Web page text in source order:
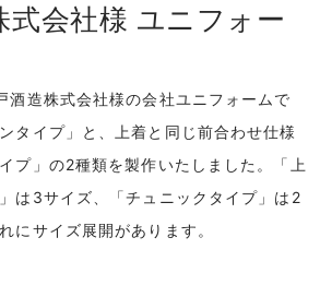
式会社様 ユニフォー
酒造株式会社様の会社ユニフォームで
タイプ」と、上着と同じ前合わせ仕様
プ」の2種類を製作いたしました。「上
は3サイズ、「チュニックタイプ」は2
にサイズ展開があります。